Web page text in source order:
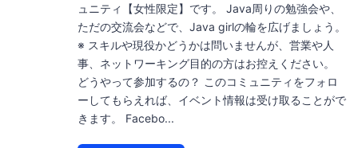
ュニティ【女性限定】です。 Java周りの勉強会や、
ただの交流会などで、Java girlの輪を広げましょう。
※ スキルや現役かどうかは問いませんが、営業や人
事、ネットワーキング目的の方はお控えください。
どうやって参加するの？ このコミュニティをフォロ
ーしてもらえれば、イベント情報は受け取ることがで
きます。 Facebo...